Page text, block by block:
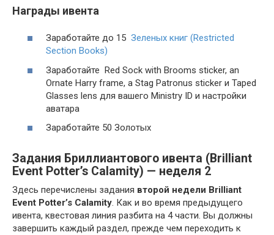
Награды ивента
Заработайте до 15 Зеленых книг (Restricted
Section Books)
Заработайте Red Sock with Brooms sticker, an
Ornate Harry frame, a Stag Patronus sticker и Taped
Glasses lens для вашего Ministry ID и настройки
аватара
Заработайте 50 Золотых
Задания Бриллиантового ивента (Brilliant
Event Potter’s Calamity) — неделя 2
Здесь перечислены задания второй недели Brilliant
Event Potter’s Calamity. Как и во время предыдущего
ивента, квестовая линия разбита на 4 части. Вы должны
завершить каждый раздел, прежде чем переходить к